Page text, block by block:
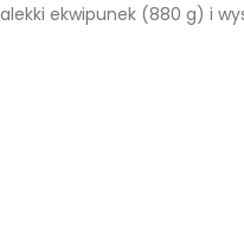
ekwipunek (880 g) i